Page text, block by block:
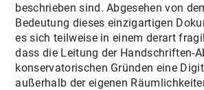
beschrieben sind. Abgesehen von
Bedeutung dieses einzigartigen
es sich teilweise in einem derart
dass die Leitung der Handschriften-
konservatorischen Gründen eine
außerhalb der eigenen